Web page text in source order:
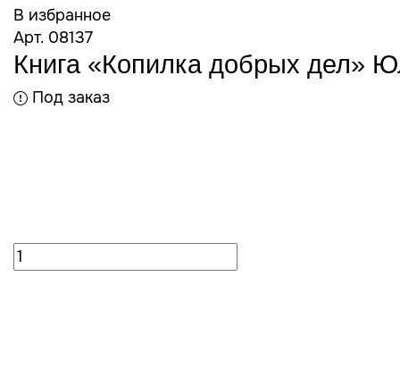
В избранное
Арт. 08137
Книга «Копилка добрых дел»
Под заказ